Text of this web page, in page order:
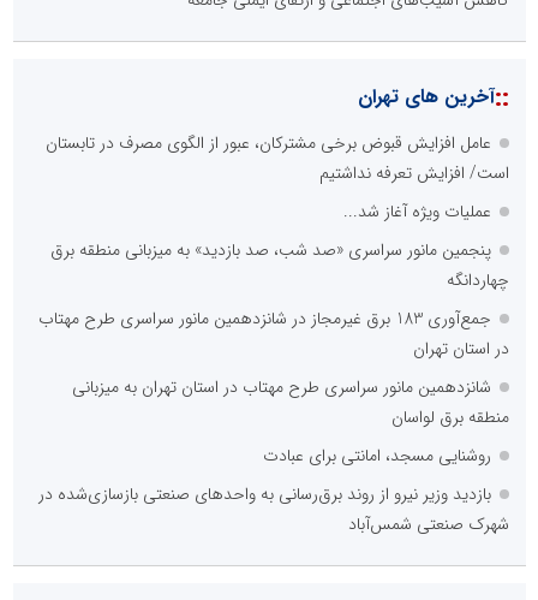
::آخرین های تهران
عامل افزایش قبوض برخی مشترکان، عبور از الگوی مصرف در تابستان
است/ افزایش تعرفه نداشتیم
عملیات ویژه آغاز شد...
پنجمین مانور سراسری «صد شب، صد بازدید» به میزبانی منطقه برق
چهاردانگه
جمع‌آوری 183 برق غیرمجاز در شانزدهمین مانور سراسری طرح مهتاب
در استان تهران
شانزدهمین مانور سراسری طرح مهتاب در استان تهران به میزبانی
منطقه برق لواسان
روشنایی مسجد، امانتی برای عبادت
بازدید وزیر نیرو از روند برق‌رسانی به واحدهای صنعتی بازسازی‌شده در
شهرک صنعتی شمس‌آباد